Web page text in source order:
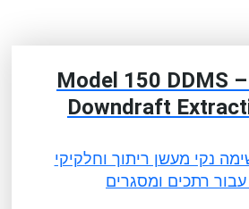
Model 150 DDMS
Downdraft
נקי מעשן ריתוך וחלקיקי